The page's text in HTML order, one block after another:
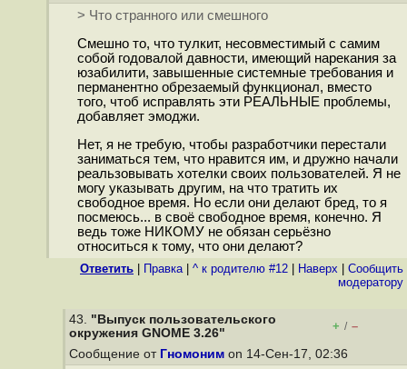
> Что странного или смешного
Смешно то, что тулкит, несовместимый с самим
собой годовалой давности, имеющий нарекания за
юзабилити, завышенные системные требования и
перманентно обрезаемый функционал, вместо
того, чтоб исправлять эти РЕАЛЬНЫЕ проблемы,
добавляет эмоджи.
Нет, я не требую, чтобы разработчики перестали
заниматься тем, что нравится им, и дружно начали
реальзовывать хотелки своих пользователей. Я не
могу указывать другим, на что тратить их
свободное время. Но если они делают бред, то я
посмеюсь... в своё свободное время, конечно. Я
ведь тоже НИКОМУ не обязан серьёзно
относиться к тому, что они делают?
Ответить Правка| ^ к родителю #12 Наверх
Cообщить
модератору
43. "Выпуск пользовательского
окружения GNOME 3.26"
+ / –
Сообщение от Гномоним on 14-Сен-17, 02:36